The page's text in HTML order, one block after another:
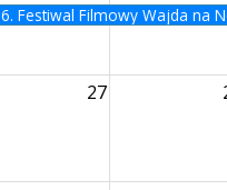
6. Festiwal Filmowy Wajda na
27